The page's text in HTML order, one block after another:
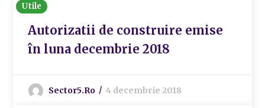
Utile
Autorizatii de construire emise
în luna decembrie 2018
Sector5.ro 4 decembrie 2018